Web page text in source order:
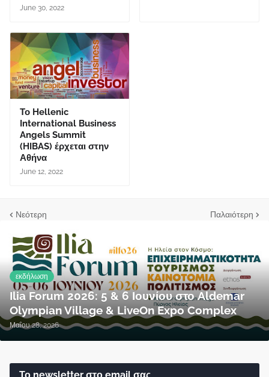
June 30, 2022
Το Hellenic
International Business
Angels Summit
(HIBAS) έρχεται στην
Αθήνα
June 12, 2022
Νεότερη Παλαιότερη
εκδήλωση
Ilia Forum 2026: 5 & 6 Ιουνίου στο Aldemar
Olympian Village & LiveOn Expo Complex
Μαΐου 28, 2026